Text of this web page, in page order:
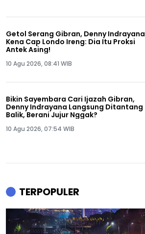
Getol Serang Gibran, Denny Indrayana
Kena Cap Londo Ireng: Dia Itu Proksi
Antek Asing!
10 Agu 2026, 08:41 WIB
Bikin Sayembara Cari Ijazah Gibran,
Denny Indrayana Langsung Ditantang
Balik, Berani Jujur Nggak?
10 Agu 2026, 07:54 WIB
TERPOPULER